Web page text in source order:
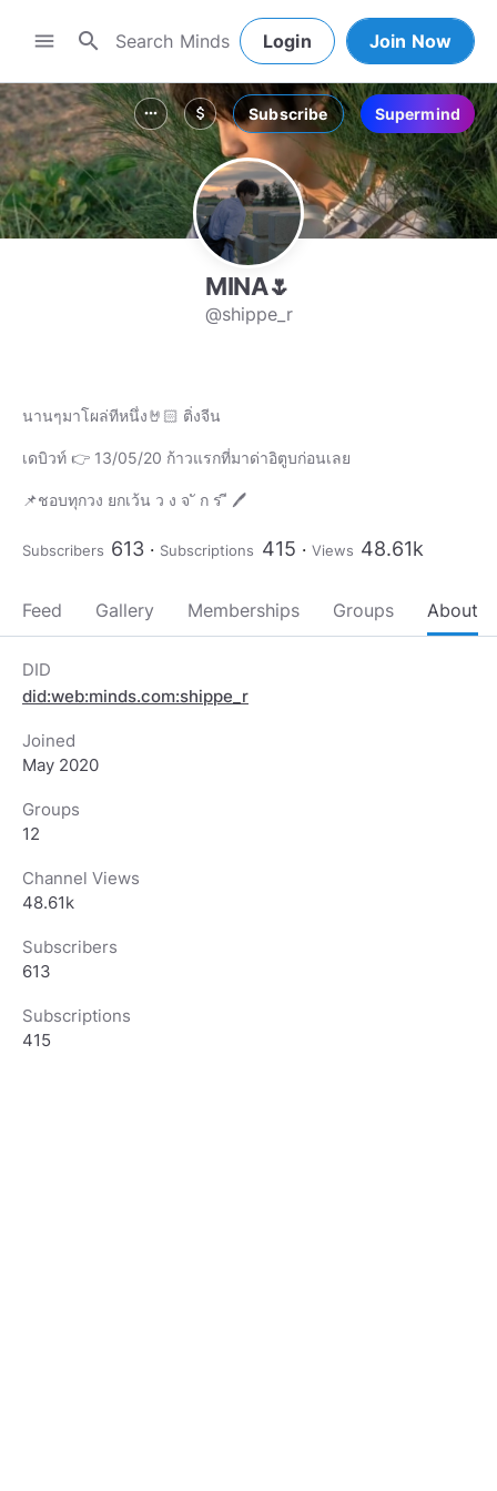
menu search Login Join Now
more_horiz attach_money Subscribe Supermind
MINA🌷
@shippe_r
นานๆมาโผล่ทีหนึ่ง🤘🏻 ติ่งจีน
เดบิวท์ 👉 13/05/20 ก้าวแรกที่มาด่าอิตูบก่อนเลย
Subscribers 613 Subscriptions 415 Views 48.61k
Feed Gallery Memberships Groups About
DID
did:web:minds.com:shippe_r
Joined
May 2020
Groups
12
Channel Views
48.61k
Subscribers
613
Subscriptions
415